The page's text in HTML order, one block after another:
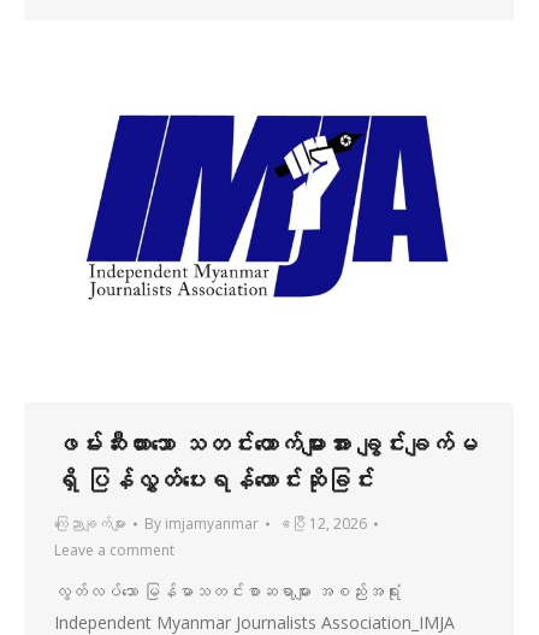
ဖမ်းဆီးထားသော သတင်းထောက်များအား ချွင်းချက်မ
ရှိ ပြန်လွှတ်ပေးရန်တောင်းဆိုခြင်း
ကြေညာချက်များ By imjamyanmar
ဧပြီ 12, 2026
Leave a comment
လွတ်လပ်သော မြန်မာသတင်းစာဆရာများ အစည်းအရုံး
Independent Myanmar Journalists Association_IMJA